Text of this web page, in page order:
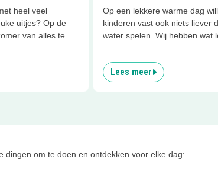
zelf met je kinderen uittesten?
heel veel
uitjes? Op de
van alles te
actief uitje, stap
musea, spot
ontdek een
Op een lekkere warme dag
kinderen vast ook niets liever
water spelen. Wij hebben wat
gezet!
Lees meer
dingen om te doen en ontdekken voor elke dag: